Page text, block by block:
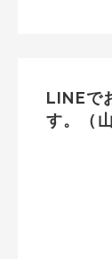
LINEで
す。（山